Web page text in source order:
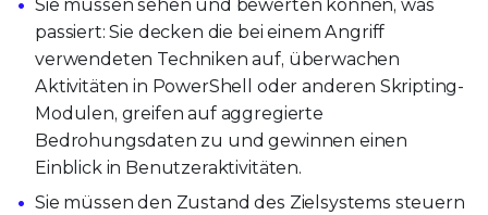
Sie müssen sehen und bewerten können, was
passiert: Sie decken die bei einem Angriff
verwendeten Techniken auf, überwachen
Aktivitäten in PowerShell oder anderen Skripting-
Modulen, greifen auf aggregierte
Bedrohungsdaten zu und gewinnen einen
Einblick in Benutzeraktivitäten.
Sie müssen den Zustand des Zielsystems steuern